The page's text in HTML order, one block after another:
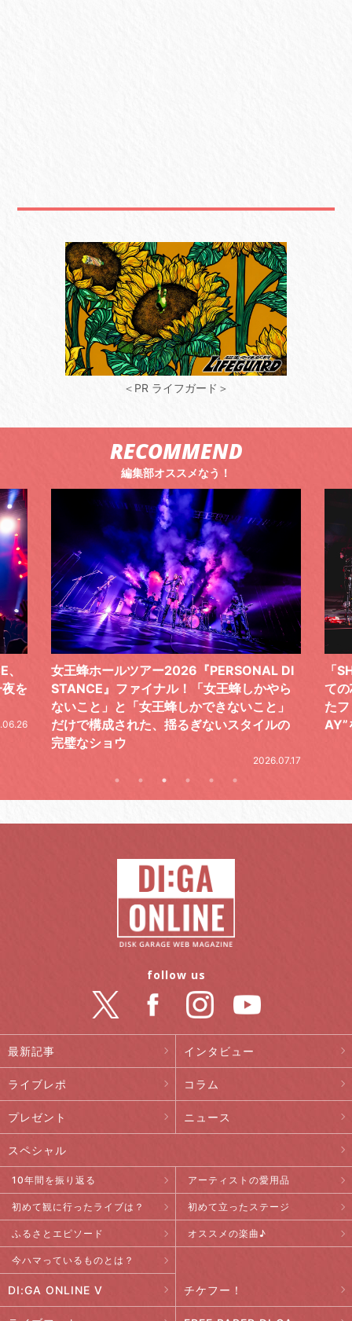
＜PR ライフガード＞
RECOMMEND
編集部オススメなう！
ら
の
「SHISHAMOでした!!!」ロックバンドとし
ての芯を貫き通し、笑顔と感謝で泳ぎ切っ
たファイナルライブ、DAY2“GOODBYE D
AY”をレポート
気
レ
最新記事 インタビュー
ライブレポ コラム
プレゼント ニュース
スペシャル
10年間を振り返る アーティストの愛用品
初めて観に行ったライブは？ 初めて立ったステージ
ふるさとエピソード オススメの楽曲♪
今ハマっているものとは？
DI:GA ONLINE V チケフー！
follow us